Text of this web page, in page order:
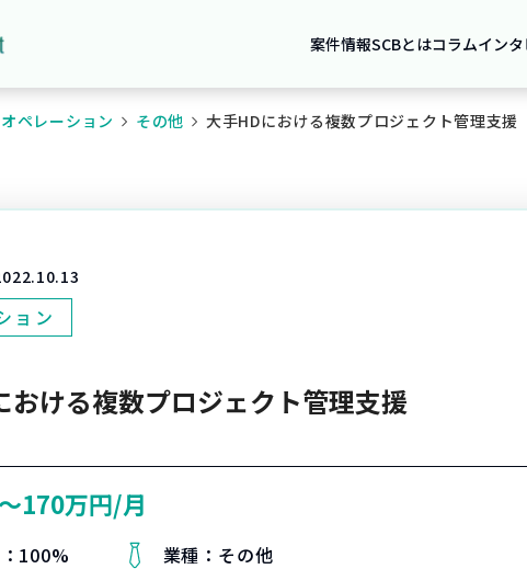
案件情報SCBとはコラムイン
オペレーション その他 大手HDにおける複数プロジェクト管理支援
ョン
おける複数プロジェクト管理支援
〜170万円/月
100% 業種： その他